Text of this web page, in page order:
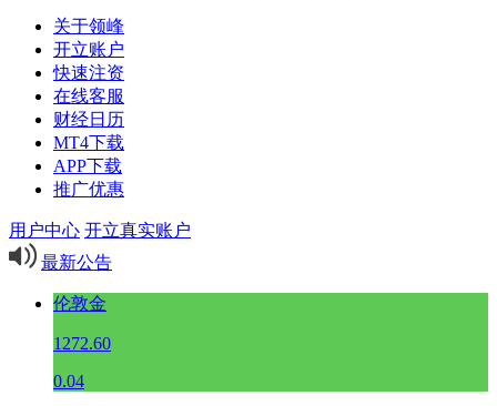
关于领峰
开立账户
快速注资
在线客服
财经日历
MT4下载
APP下载
推广优惠
用户中心 开立真实账户
最新公告
伦敦金
1272.60
0.04